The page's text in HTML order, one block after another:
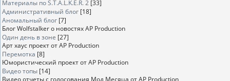
Материалы по S.T.A.L.K.E.R. 2 [33]
Административный блог [18]
Аномальный блог [7]
Блог Wolfstalker о новостях AP Production
Один день в зоне [27]
Арт хаус проект от AP Production
Перемотка [8]
Юмористический проект от AP Production
Видео топы [14]
Видео отчеты с голосования Мод Месяца от AP Production